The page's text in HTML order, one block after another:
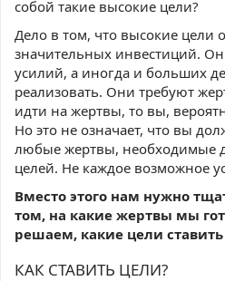
собой такие высокие цели?
Дело в том, что высокие цели
значительных инвестиций.
усилий, а иногда и больших
реализовать. Они требуют
идти на жертвы, то вы,
Но это не означает, что вы
любые жертвы, необходимые
целей. Не каждое возможное
Вместо этого нам нужно
том, на какие жертвы мы
решаем, какие цели
КАК СТАВИТЬ ЦЕЛИ?